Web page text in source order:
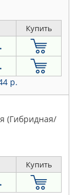
Купить
р.
(Гибридная/
Купить